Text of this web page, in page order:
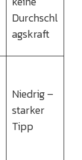
Durchschl
agskraft
Niedrig –
starker
Tipp